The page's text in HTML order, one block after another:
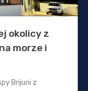
okolicy z
morze i
Brijuni z